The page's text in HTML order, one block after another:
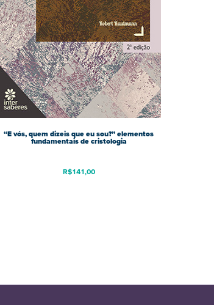
“E vós, quem dizeis que eu sou?” elementos
fundamentais de cristologia
R$141,00